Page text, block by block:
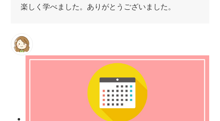
楽しく学べました。ありがとうございました。